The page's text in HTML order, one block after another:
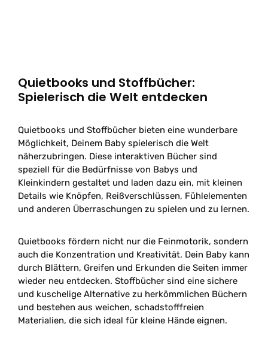
Quietbooks und Stoffbücher:
Spielerisch die Welt entdecken
Quietbooks und Stoffbücher bieten eine wunderbare
Möglichkeit, Deinem Baby spielerisch die Welt
näherzubringen. Diese interaktiven Bücher sind
speziell für die Bedürfnisse von Babys und
Kleinkindern gestaltet und laden dazu ein, mit kleinen
Details wie Knöpfen, Reißverschlüssen, Fühlelementen
und anderen Überraschungen zu spielen und zu lernen.
Quietbooks fördern nicht nur die Feinmotorik, sondern
auch die Konzentration und Kreativität. Dein Baby kann
durch Blättern, Greifen und Erkunden die Seiten immer
wieder neu entdecken. Stoffbücher sind eine sichere
und kuschelige Alternative zu herkömmlichen Büchern
und bestehen aus weichen, schadstofffreien
Materialien, die sich ideal für kleine Hände eignen.